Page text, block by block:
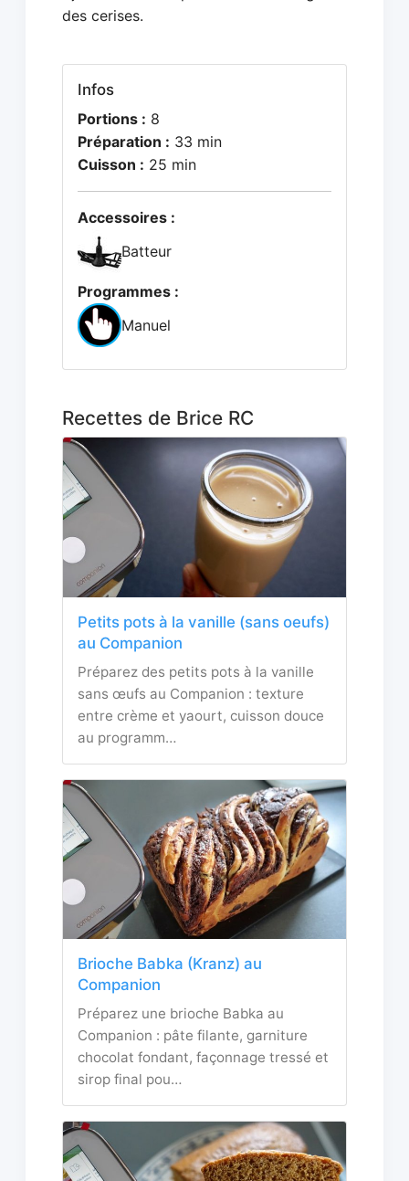
des cerises.
Infos
Portions : 8
Préparation : 33 min
Cuisson : 25 min
Accessoires :
Batteur
Programmes :
Manuel
Recettes de Brice RC
Petits pots à la vanille (sans oeufs)
au Companion
Préparez des petits pots à la vanille
sans œufs au Companion : texture
entre crème et yaourt, cuisson douce
au programm…
Brioche Babka (Kranz) au
Companion
Préparez une brioche Babka au
Companion : pâte filante, garniture
chocolat fondant, façonnage tressé et
sirop final pou…